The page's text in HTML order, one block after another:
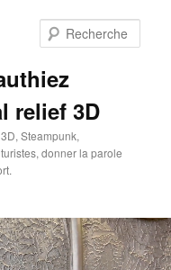
relief 3D
Steampunk,
donner la parole